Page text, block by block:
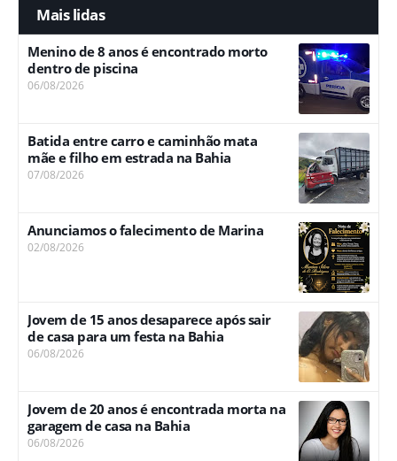
Mais lidas
Menino de 8 anos é encontrado morto
dentro de piscina
06/08/2026
Batida entre carro e caminhão mata
mãe e filho em estrada na Bahia
07/08/2026
Anunciamos o falecimento de Marina
02/08/2026
Jovem de 15 anos desaparece após sair
de casa para um festa na Bahia
06/08/2026
Jovem de 20 anos é encontrada morta na
garagem de casa na Bahia
06/08/2026